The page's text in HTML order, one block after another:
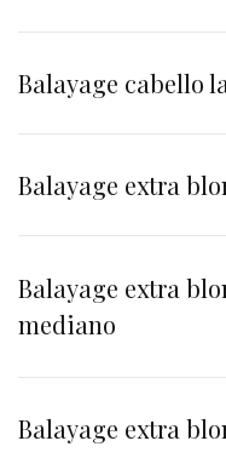
Balayage cabello
Balayage extra
Balayage extra
mediano
Balayage extra